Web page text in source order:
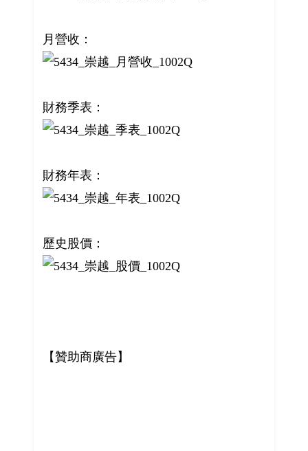
月營收：
財務季表：
財務年表：
歷史股價：
【贊助商廣告】